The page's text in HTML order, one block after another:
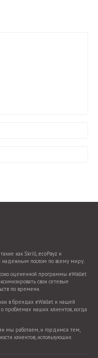
как Skrill, ecoPayz и
послом по всему миру.
оцененной программы eWallet
свои сетевые
по времени.
в брендах eWallet и нашей
проблемах наших клиентов, когда
мы работаем, и гордимся тем,
клиентов, использующих